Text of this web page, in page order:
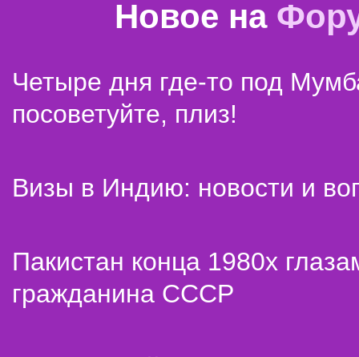
Новое на
Четыре дня где-то под
посоветуйте, плиз!
Визы в Индию: новости и
Пакистан конца 1980х
гражданина СССР